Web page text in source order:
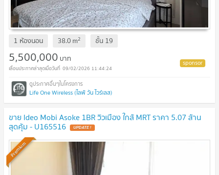
1 ห้องนอน 38.0m2 ชั้น 19
5,500,000 บาท
09/02/2026 11:44:24
Life One Wireless (ไลฟ์ วัน ไวร์เลส)
ขาย Ideo Mobi Asoke 1BR วิวเมือง ใกล้ MRT ราคา 5.07 ล้าน
สุดคุ้ม - U165516
Premium